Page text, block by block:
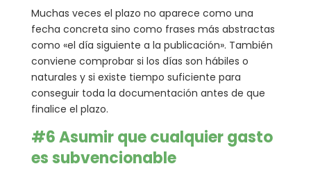
Muchas veces el plazo no aparece como una
fecha concreta sino como frases más abstractas
como «el día siguiente a la publicación». También
conviene comprobar si los días son hábiles o
naturales y si existe tiempo suficiente para
conseguir toda la documentación antes de que
finalice el plazo.
#6 Asumir que cualquier gasto
es subvencionable